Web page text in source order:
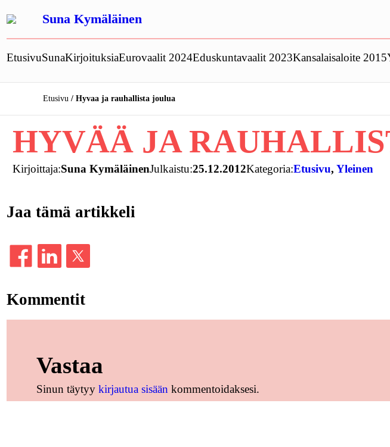
sisältöön
Suna Kymäläinen
EtusivuSunaKirjoituksiaEurovaalit 2024Eduskuntavaalit 2023Kansalaisaloite 2015
Etusivu Hyvaa ja rauhallista joulua
HYVÄÄ JA
Kirjoittaja:Suna KymäläinenJulkaistu:25.12.2012Kategoria:Etusivu, Yleinen
Jaa tämä artikkeli
Kommentit
Vastaa
Sinun täytyy kirjautua sisään kommentoidaksesi.